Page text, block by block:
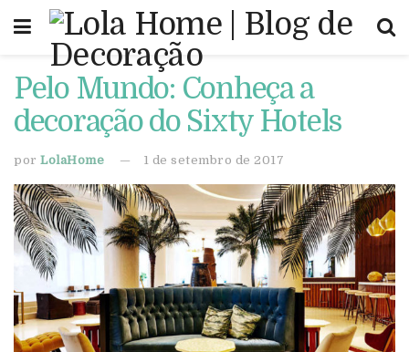
Pelo Mundo: Conheça a
decoração do Sixty Hotels
por LolaHome 1 de setembro de 2017